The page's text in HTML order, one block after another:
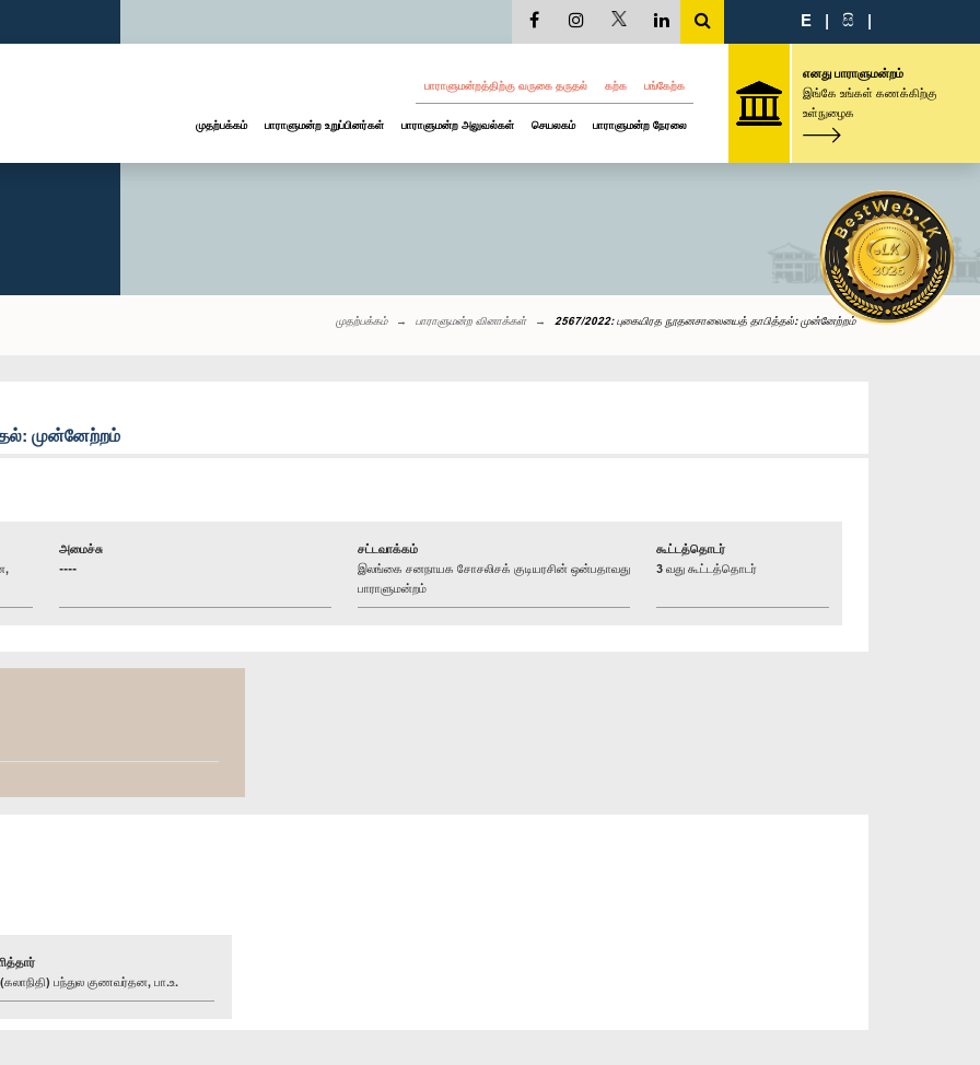
E | සි |
பாராளுமன்றத்திற்கு வருகை தருதல் கற்க பங்கேற்க
முதற்பக்கம் பாராளுமன்ற உறுப்பினர்கள் பாராளுமன்ற அலுவல்கள் செயலகம் பாராளுமன்ற நேரலை
எனது பாராளுமன்றம்
இங்கே உங்கள் கணக்கிற்கு
உள்நுழைக
முதற்பக்கம் பாராளுமன்ற வினாக்கள் 2567/2022: புகையிரத நூதனசாலையைத் தாபித்தல்: முன்னேற்றம்
முன்னேற்றம்
அமைச்சு
----
சட்டவாக்கம்
இலங்கை சனநாயக சோசலிசக் குடியரசின் ஒன்பதாவது
பாராளுமன்றம்
கூட்டத்தொடர்
3 வது கூட்டத்தொடர்
பந்துல குணவர்தன, பா.உ.